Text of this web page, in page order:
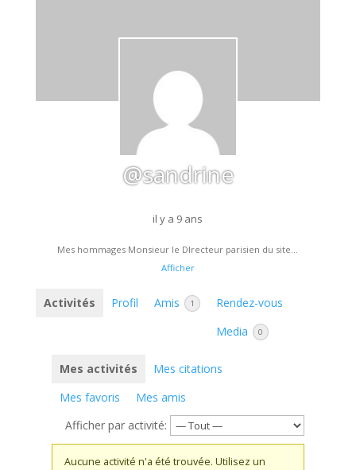
@sandrine
il y a 9 ans
Mes hommages Monsieur le DIrecteur parisien du site…
Afficher
Activités Profil Amis 1
Rendez-vous
Media
0
Mes activités
Mes citations
Mes favoris
Mes amis
Afficher par activité:
Aucune activité n'a été trouvée. Utilisez un